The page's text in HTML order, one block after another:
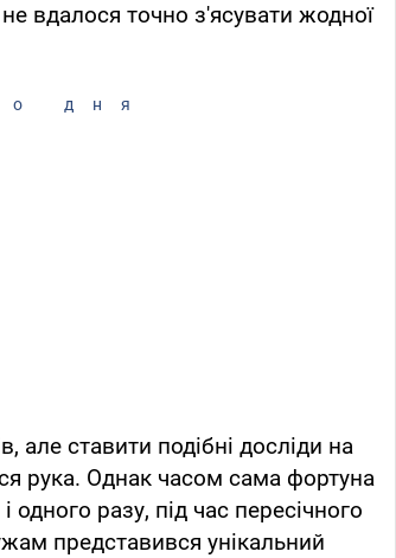
вдалося точно з'ясувати жодної
дня
але ставити подібні досліди на
рука. Однак часом сама фортуна
разу, під час пересічного
представився унікальний